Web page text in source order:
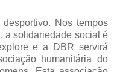
Nos tempos
a solidariedade social é
e a DBR servirá
humanitária do